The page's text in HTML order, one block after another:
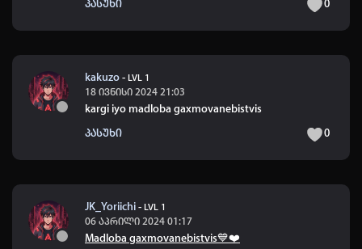
პასუხი 0
kakuzo - LVL 1
18 ივნისი 2024 21:03
kargi iyo madloba gaxmovanebistvis
პასუხი 0
JK_Yoriichi - LVL 1
06 აპრილი 2024 01:17
Madloba gaxmovanebistvis💙❤️